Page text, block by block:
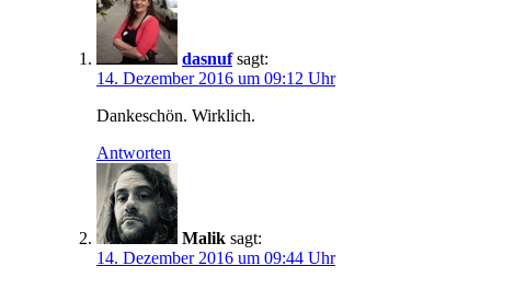
dasnuf sagt:
14. Dezember 2016 um 09:12 Uhr
Dankeschön. Wirklich.
Antworten
Malik sagt:
14. Dezember 2016 um 09:44 Uhr